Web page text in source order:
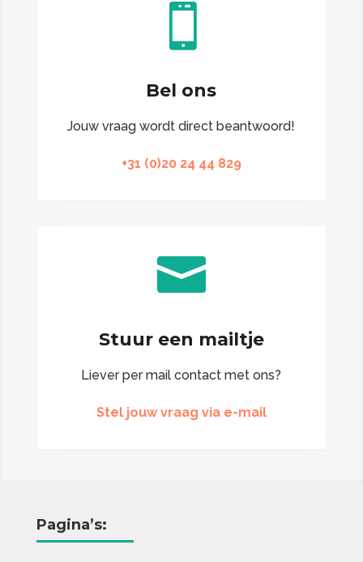

Bel ons
Jouw vraag wordt direct beantwoord!
+31 (0)20 24 44 829

Stuur een mailtje
Liever per mail contact met ons?
Stel jouw vraag via e-mail
Pagina’s: